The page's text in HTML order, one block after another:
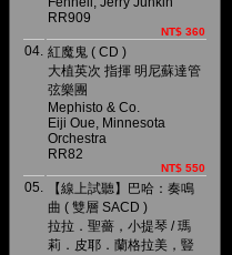
RR909
NT$ 360
04. 紅魔鬼 ( CD )
大植英次 指揮 明尼蘇達管
弦樂團
Mephisto & Co.
Eiji Oue, Minnesota
Orchestra
RR82
NT$ 550
05.
【線上試聽】巴哈：奏鳴
曲 ( 雙層 SACD )
拉拉．聖薔，小提琴 / 瑪
莉．皮耶．蘭格拉美，豎